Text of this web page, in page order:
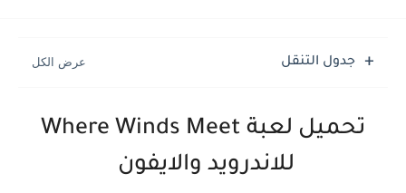
جدول التنقل
تحميل لعبة Where Winds Meet
للاندرويد والايفون